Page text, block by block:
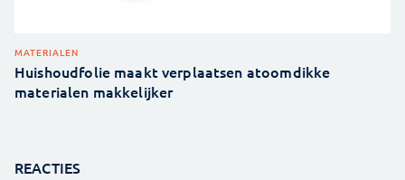
MATERIALEN
Huishoudfolie maakt verplaatsen atoomdikke
materialen makkelijker
REACTIES